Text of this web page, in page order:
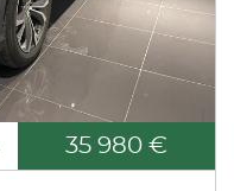
35 980 €